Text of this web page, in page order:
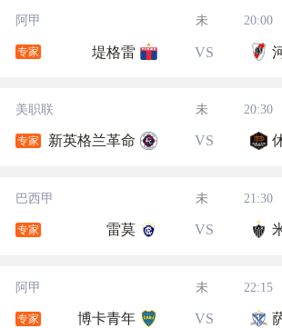
阿甲 未 20:00
专家 堤格雷 VS
美职联 未 20:30
专家 新英格兰革命 VS
巴西甲 未 21:30
专家 雷莫 VS
阿甲 未 22:15
专家 博卡青年 VS